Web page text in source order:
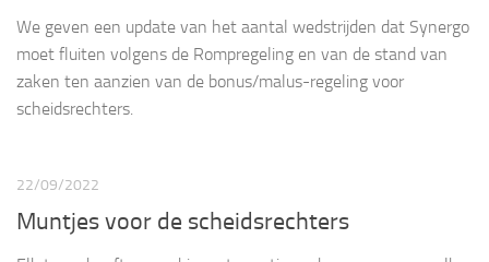
We geven een update van het aantal wedstrijden dat Synergo
moet fluiten volgens de Rompregeling en van de stand van
zaken ten aanzien van de bonus/malus-regeling voor
scheidsrechters.
22/09/2022
Muntjes voor de scheidsrechters